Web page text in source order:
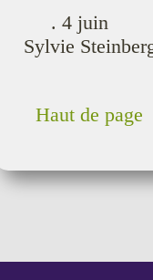
. 4 juin
Sylvie
Haut de page